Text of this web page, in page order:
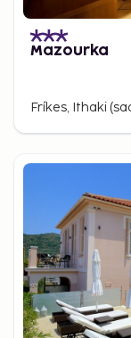
Mazourka
Fríkes, Ithaki